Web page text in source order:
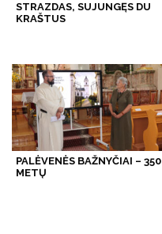
STRAZDAS, SUJUNGĘS DU
KRAŠTUS
PALĖVENĖS BAŽNYČIAI – 350
METŲ